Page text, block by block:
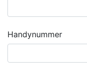
Handynummer